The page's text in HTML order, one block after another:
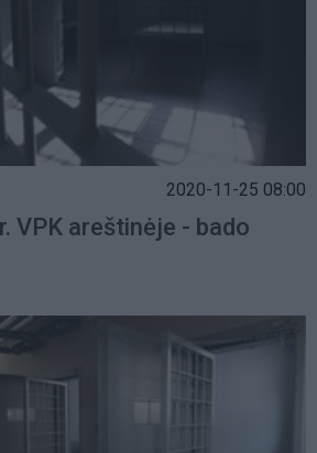
2020-11-25 08:00
VPK areštinėje - bado